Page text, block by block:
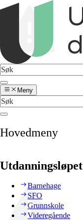
Meny
Hovedmeny
Utdanningsløpet
Barnehage
SFO
Grunnskole
Videregående